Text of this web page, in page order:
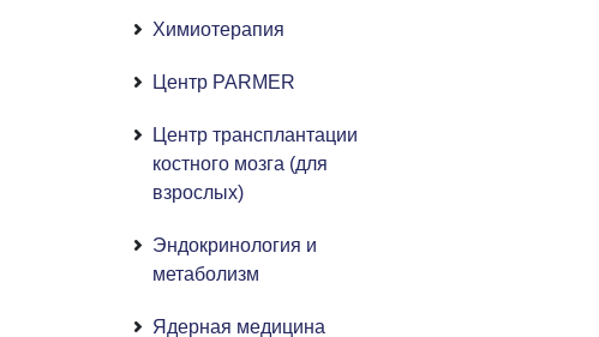
Химиотерапия
Центр PARMER
Центр трансплантации
костного мозга (для
взрослых)
Эндокринология и
метаболизм
Ядерная медицина